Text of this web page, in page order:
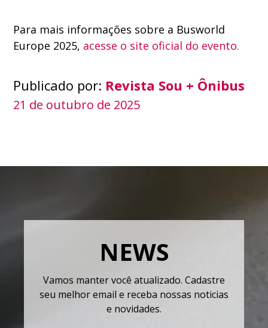
Para mais informações sobre a Busworld
Europe 2025, acesse o site oficial do evento.
Publicado por: Revista Sou + Ônibus
21 de outubro de 2025
NEWS
Vamos manter você atualizado. Cadastre
seu melhor email e receba nossas noticias
e novidades.